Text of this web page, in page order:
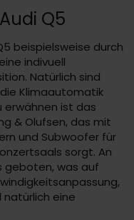
Q5
beispielsweise durch
indivuell
Natürlich sind
Klimaautomatik
erwähnen ist das
& Olufsen, das mit
und Subwoofer für
sorgt. An
geboten, was auf
natürlich eine